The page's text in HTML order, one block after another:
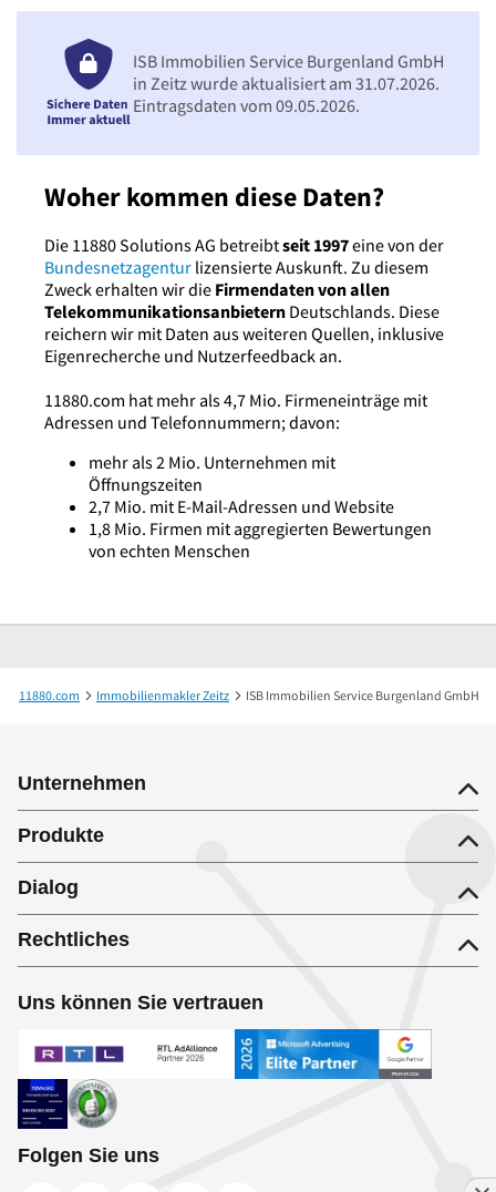
Woher kommen diese Daten?
Die 11880 Solutions AG betreibtseit 1997eine von der
Bundesnetzagentur lizensierte Auskunft. Zu diesem
Zweck erhalten wir die Firmendaten von allen
Telekommunikationsanbietern Deutschlands. Diese
reichern wir mit Daten aus weiteren Quellen, inklusive
Eigenrecherche und Nutzerfeedback an.
11880.com hat mehr als 4,7 Mio. Firmeneinträge mit
Adressen und Telefonnummern; davon:
mehr als 2 Mio. Unternehmen mit
Öffnungszeiten
2,7 Mio. mit E-Mail-Adressen und Website
1,8 Mio. Firmen mit aggregierten Bewertungen
von echten Menschen
ISB Immobilien Service Burgenland GmbH
in Zeitz wurde aktualisiert am 31.07.2026.
Eintragsdaten vom 09.05.2026.
11880.com Immobilienmakler Zeitz ISB Immobilien Service Burgenland GmbH
Unternehmen
Produkte
Dialog
Rechtliches
Uns können Sie vertrauen
Folgen Sie uns